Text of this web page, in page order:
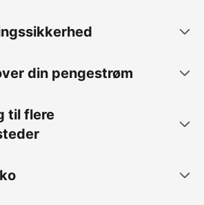
din pengestrøm
til flere